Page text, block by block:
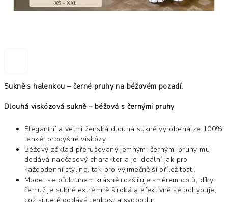
Sukně s halenkou – černé pruhy na béžovém pozadí.
Dlouhá viskózová sukně – béžová s černými pruhy
Elegantní a velmi ženská dlouhá sukně vyrobená ze 100%
lehké, prodyšné viskózy.
Béžový základ přerušovaný jemnými černými pruhy mu
dodává nadčasový charakter a je ideální jak pro
každodenní styling, tak pro výjimečnější příležitosti.
Model se půlkruhem krásně rozšiřuje směrem dolů, díky
čemuž je sukně extrémně široká a efektivně se pohybuje,
což siluetě dodává lehkost a svobodu.